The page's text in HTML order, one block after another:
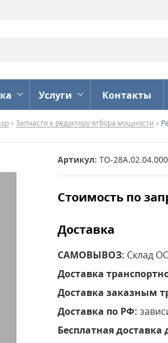
Услуги Контакты
Запчасти к редуктору отбора мощности
Артикул:ТО-
Стоимость по
Доставка
САМОВЫВОЗ: Склад
Доставка
Доставка заказным
Доставка по РФ:
Бесплатная